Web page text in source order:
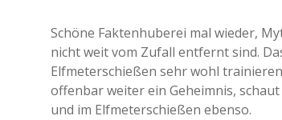
Schöne Faktenhuberei mal wieder,
nicht weit vom Zufall entfernt sind.
Elfmeterschießen sehr wohl
offenbar weiter ein Geheimnis,
und im Elfmeterschießen ebenso.